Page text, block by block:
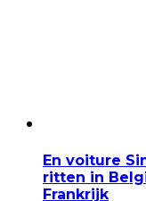
En voiture
ritten in
Frankrijk